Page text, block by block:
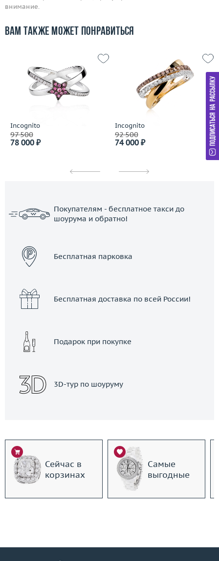
внимание.
Вам также может понравиться
Incognito
97 500
78 000 ₽
Incognito
92 500
74 000 ₽
Покупателям - бесплатное такси до
шоурума и обратно!
Бесплатная парковка
Бесплатная доставка по всей России!
Подарок при покупке
3D-тур по шоуруму
Сейчас в
корзинах
Самые
выгодные